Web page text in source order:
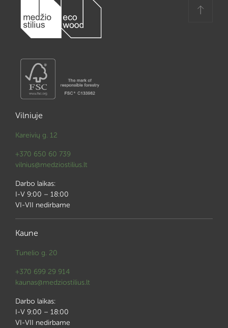
Vilniuje
Kareivių g. 12
+370 650 60 739
vilnius@medziostilius.lt
Darbo laikas:
I-V 9:00 – 18:00
VI-VII nedirbame
Kaune
Tunelio g. 20
+370 699 29 914
kaunas@medziostilius.lt
Darbo laikas:
I-V 9:00 – 18:00
VI-VII nedirbame